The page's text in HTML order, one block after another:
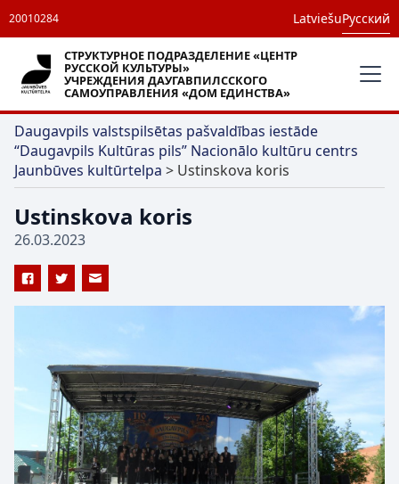
20010284 LatviešuРусский
СТРУКТУРНОЕ ПОДРАЗДЕЛЕНИЕ «ЦЕНТР
РУССКОЙ КУЛЬТУРЫ»
УЧРЕЖДЕНИЯ ДАУГАВПИЛССКОГО
САМОУПРАВЛЕНИЯ «ДОМ ЕДИНСТВА»
Daugavpils valstspilsētas pašvaldības iestāde
“Daugavpils Kultūras pils” Nacionālo kultūru centrs
Jaunbūves kultūrtelpa > Ustinskova koris
Ustinskova koris
26.03.2023